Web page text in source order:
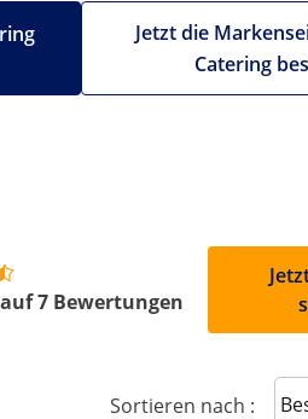
Jetzt die
Catering
7 Bewertungen
Sortieren nach :